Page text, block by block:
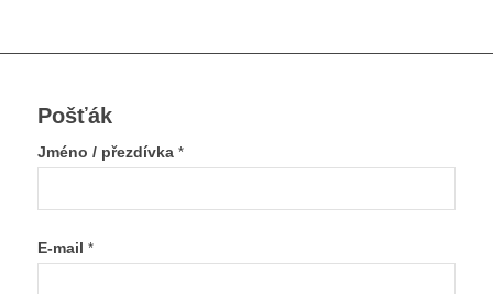
Pošťák
Jméno / přezdívka *
E-mail *